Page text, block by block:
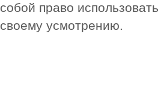
собой право
своему усмотрению.